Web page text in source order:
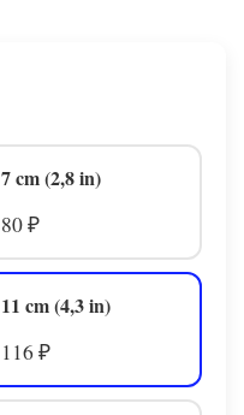
7 cm (2,8 in)
80 ₽
11 cm (4,3 in)
116 ₽